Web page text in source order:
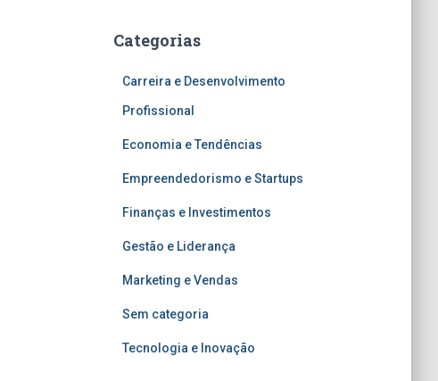
Categorias
Carreira e Desenvolvimento
Profissional
Economia e Tendências
Empreendedorismo e Startups
Finanças e Investimentos
Gestão e Liderança
Marketing e Vendas
Sem categoria
Tecnologia e Inovação